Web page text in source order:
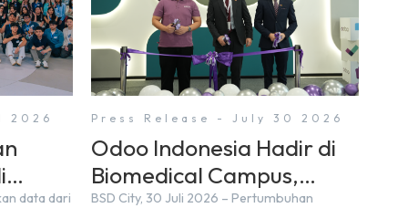
2026
data dari
Press Release - July 30 2026
Odoo Indonesia Hadir di
Biomedical Campus,
BSD City, 30 Juli 2026 – Pertumbuhan